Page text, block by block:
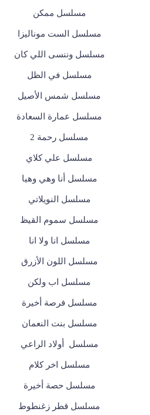
مسلسل ممكن
مسلسل الست موناليزا
مسلسل وننسى اللي كان
مسلسل في الظل
مسلسل شمس الأصيل
مسلسل عمارة السعادة
مسلسل رحمة 2
مسلسل علي كلاي
مسلسل أنا وهي وهيا
مسلسل النويلاتي
مسلسل سموم القيظ
مسلسل انا ولا انا
مسلسل اللون الأزرق
مسلسل اب ولكن
مسلسل فرصة أخيرة
مسلسل بنت النعمان
مسلسل أولاد الراعي
مسلسل اخر كلام
مسلسل حصة أخيرة
مسلسل قطر زغنطوط